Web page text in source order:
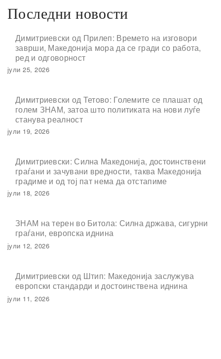
Последни новости
Димитриевски од Прилеп: Времето на изговори
заврши, Македонија мора да се гради со работа,
ред и одговорност
јули 25, 2026
Димитриевски од Тетово: Големите се плашат од
голем ЗНАМ, затоа што политиката на нови луѓе
станува реалност
јули 19, 2026
Димитриевски: Силна Македонија, достоинствени
граѓани и зачувани вредности, таква Македонија
градиме и од тој пат нема да отстапиме
јули 18, 2026
ЗНАМ на терен во Битола: Силна држава, сигурни
граѓани, европска иднина
јули 12, 2026
Димитриевски од Штип: Македонија заслужува
европски стандарди и достоинствена иднина
јули 11, 2026